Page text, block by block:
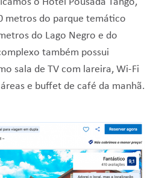
metros do parque temático
do Lago Negro e do
também possui
sala de TV com lareira, Wi-Fi
e buffet de café da manhã.